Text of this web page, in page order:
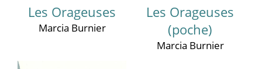
Les Orageuses
Marcia Burnier
Les Orageuses
(poche)
Marcia Burnier